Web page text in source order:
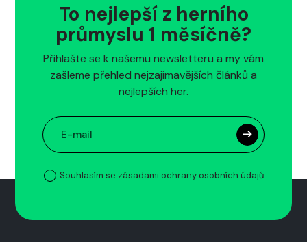
To nejlepší z herního
průmyslu 1 měsíčně?
Přihlašte se k našemu newsletteru a my vám
zašleme přehled nejzajímavějších článků a
nejlepších her.
Souhlasím se zásadami ochrany osobních údajů